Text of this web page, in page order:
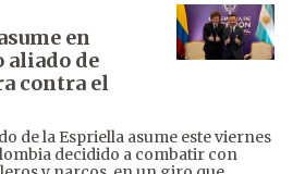
en
aliado de
contra el
de la Espriella asume este viernes
decidido a combatir con